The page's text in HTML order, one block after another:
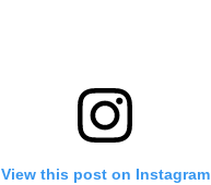
View this post on Instagram